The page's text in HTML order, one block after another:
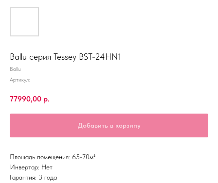
Ballu серия Tessey BST-24HN1
Ballu
Артикул:
77990,00 р.
Добавить в корзину
Площадь помещения: 65-70м²
Инвертор: Нет
Гарантия: 3 года